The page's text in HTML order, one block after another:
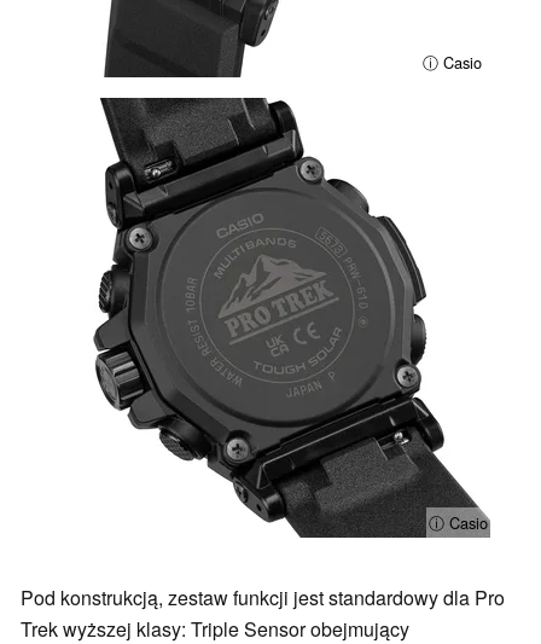
ⓘ Casio
ⓘ Casio
Pod konstrukcją, zestaw funkcji jest standardowy dla Pro
Trek wyższej klasy: Triple Sensor obejmujący